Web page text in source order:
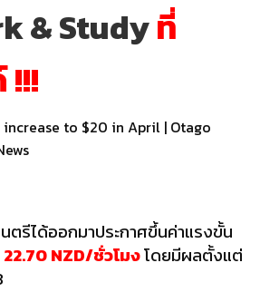
& Studyที่
!!!
ตรีได้ออกมาประกาศขึ้นค่าแรงขั้น
22.70 NZD/ชั่วโมงโดยมีผลตั้งแต่